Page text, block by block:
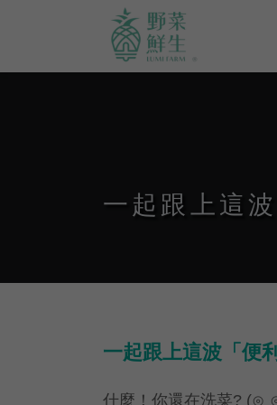
一起跟上這
一起跟上這波「便
什麼！你還在洗菜?